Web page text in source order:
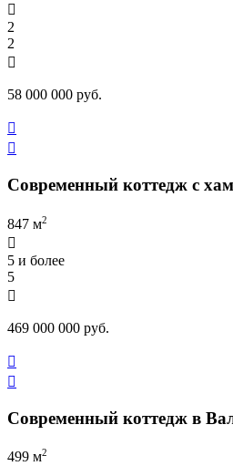

2
2

58 000 000 руб.


Современный коттедж с
847 м2

5 и более
5

469 000 000 руб.


Современный коттедж в
499 м2